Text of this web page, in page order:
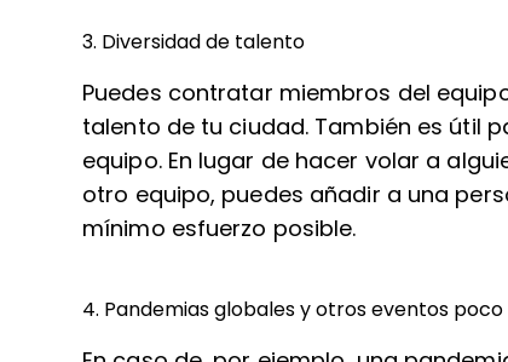
3. Diversidad de talento
Puedes contratar miembros del
talento de tu ciudad. También es útil
equipo. En lugar de hacer volar a
otro equipo, puedes añadir a una
mínimo esfuerzo posible.
4. Pandemias globales y otros eventos